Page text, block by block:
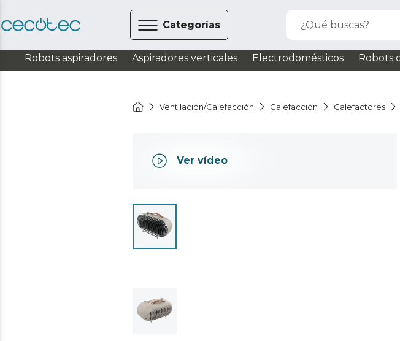
Categorías ¿Qué buscas?
Robots aspiradores Aspiradores verticales Electrodomésticos Robots
Ventilación/Calefacción Calefacción Calefactores
Ver vídeo